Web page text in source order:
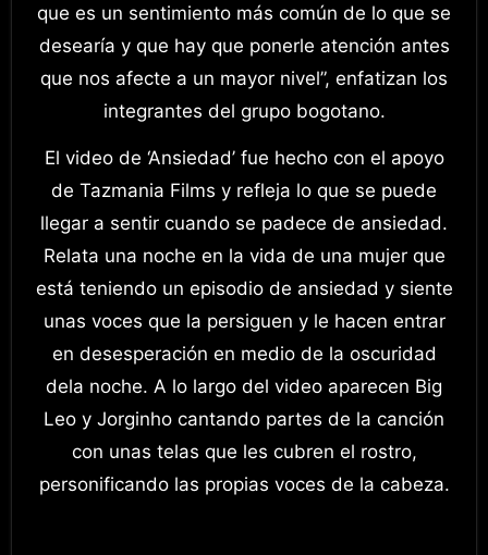
que es un sentimiento más común de lo que se
desearía y que hay que ponerle atención antes
que nos afecte a un mayor nivel”, enfatizan los
integrantes del grupo bogotano.
El video de ‘Ansiedad’ fue hecho con el apoyo
de Tazmania Films y refleja lo que se puede
llegar a sentir cuando se padece de ansiedad.
Relata una noche en la vida de una mujer que
está teniendo un episodio de ansiedad y siente
unas voces que la persiguen y le hacen entrar
en desesperación en medio de la oscuridad
dela noche. A lo largo del video aparecen Big
Leo y Jorginho cantando partes de la canción
con unas telas que les cubren el rostro,
personificando las propias voces de la cabeza.